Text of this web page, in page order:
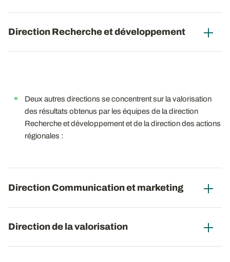
Direction Recherche et développement
Deux autres directions se concentrent sur la valorisation
des résultats obtenus par les équipes de la direction
Recherche et développement et de la direction des actions
régionales :
Direction Communication et marketing
Direction de la valorisation